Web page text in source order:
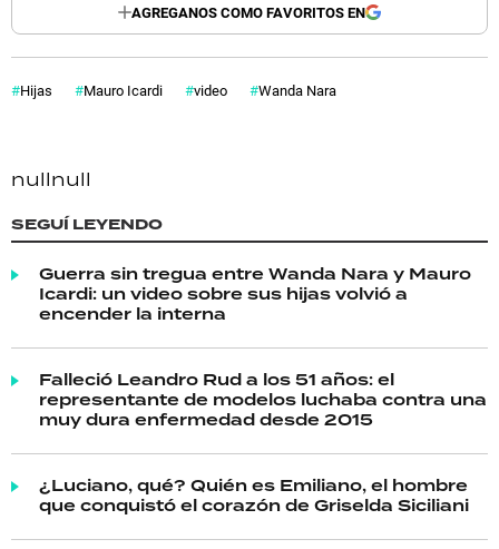
AGREGANOS COMO FAVORITOS EN
Hijas Mauro Icardi video Wanda Nara
nullnull
SEGUÍ LEYENDO
Guerra sin tregua entre Wanda Nara y Mauro
Icardi: un video sobre sus hijas volvió a
encender la interna
Falleció Leandro Rud a los 51 años: el
representante de modelos luchaba contra una
muy dura enfermedad desde 2015
¿Luciano, qué? Quién es Emiliano, el hombre
que conquistó el corazón de Griselda Siciliani